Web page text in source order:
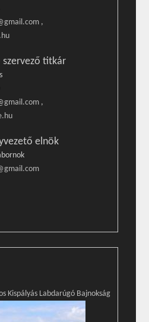
,
szervező titkár
,
elnök
Kispályás Labdarúgó Bajnokság